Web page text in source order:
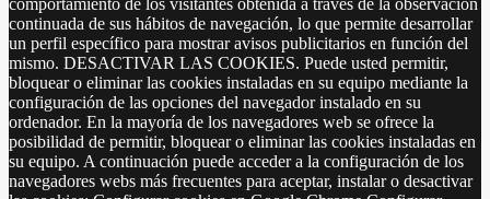
comportamiento de los visitantes obtenida a través de la observación
continuada de sus hábitos de navegación, lo que permite desarrollar
un perfil específico para mostrar avisos publicitarios en función del
mismo. DESACTIVAR LAS COOKIES. Puede usted permitir,
bloquear o eliminar las cookies instaladas en su equipo mediante la
configuración de las opciones del navegador instalado en su
ordenador. En la mayoría de los navegadores web se ofrece la
posibilidad de permitir, bloquear o eliminar las cookies instaladas en
su equipo. A continuación puede acceder a la configuración de los
navegadores webs más frecuentes para aceptar, instalar o desactivar